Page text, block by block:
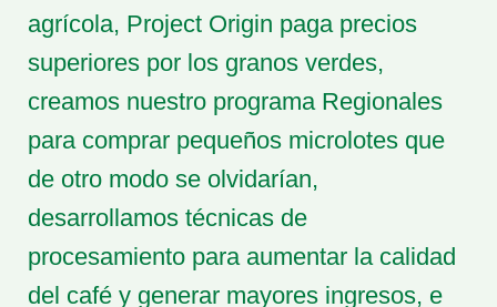
agrícola, Project Origin paga precios
superiores por los granos verdes,
creamos nuestro programa Regionales
para comprar pequeños microlotes que
de otro modo se olvidarían,
desarrollamos técnicas de
procesamiento para aumentar la calidad
del café y generar mayores ingresos, e